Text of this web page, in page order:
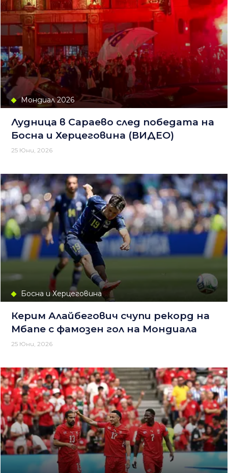
Мондиал 2026
Лудница в Сараево след победата на
Босна и Херцеговина (ВИДЕО)
25 Юни, 2026
Босна и Херцеговина
Керим Алайбегович счупи рекорд на
Мбапе с фамозен гол на Мондиала
25 Юни, 2026